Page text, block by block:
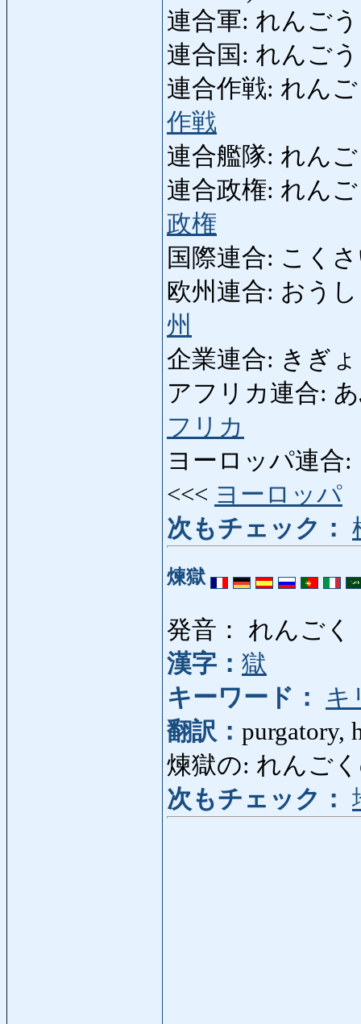
連合軍: れんご
連合国: れんご
連合作戦: れんご
作戦
連合艦隊: れん
連合政権: れん
政権
国際連合: こく
欧州連合: おう
州
企業連合: きぎ
アフリカ連合:
フリカ
ヨーロッパ連合:
<<< ヨーロッパ
次もチェック：
煉獄
発音： れんごく
漢字： 獄
キーワード：
キ
翻訳： purgatory,
煉獄の: れんご
次もチェック：